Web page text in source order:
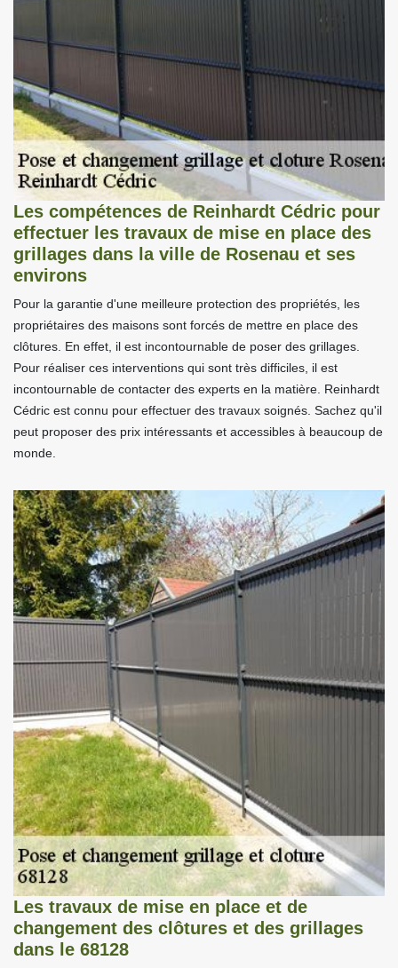
Les compétences de Reinhardt Cédric pour
effectuer les travaux de mise en place des
grillages dans la ville de Rosenau et ses
environs
Pour la garantie d'une meilleure protection des propriétés, les
propriétaires des maisons sont forcés de mettre en place des
clôtures. En effet, il est incontournable de poser des grillages.
Pour réaliser ces interventions qui sont très difficiles, il est
incontournable de contacter des experts en la matière. Reinhardt
Cédric est connu pour effectuer des travaux soignés. Sachez qu'il
peut proposer des prix intéressants et accessibles à beaucoup de
monde.
Les travaux de mise en place et de
changement des clôtures et des grillages
dans le 68128